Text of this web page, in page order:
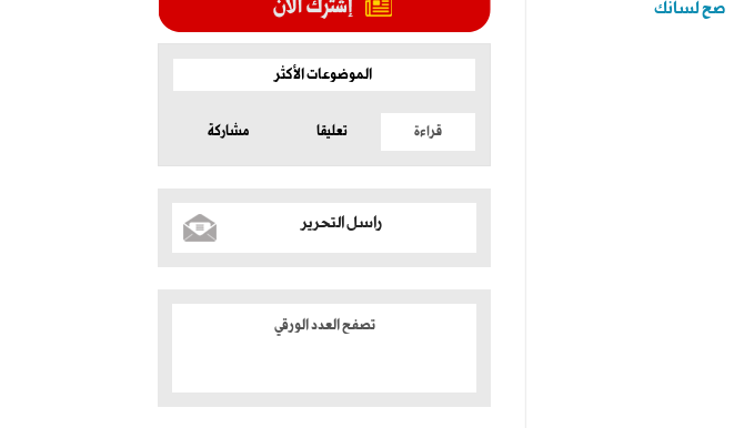
صح لسانك
الموضوعات الأكثر
قراءة تعليقا مشاركة
راسل التحرير
تصفح العدد الورقي